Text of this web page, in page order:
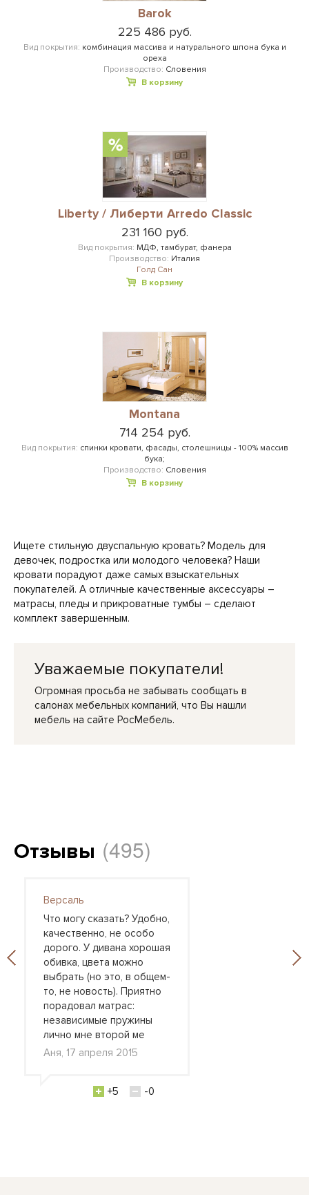
Barok
225 486 руб.
Вид покрытия: комбинация массива и натурального шпона бука и
ореха
Производство: Словения
В корзину
Liberty / Либерти Arredo Classic
231 160 руб.
Вид покрытия: МДФ, тамбурат, фанера
Производство: Италия
Голд Сан
В корзину
Montana
714 254 руб.
Вид покрытия: спинки кровати, фасады, столешницы - 100% массив
бука;
Производство: Словения
В корзину
Ищете стильную двуспальную кровать? Модель для
девочек, подростка или молодого человека? Наши
кровати порадуют даже самых взыскательных
покупателей. А отличные качественные аксессуары –
матрасы, пледы и прикроватные тумбы – сделают
комплект завершенным.
Уважаемые покупатели!
Огромная просьба не забывать сообщать в
салонах мебельных компаний, что Вы нашли
мебель на сайте РосМебель.
Отзывы (495)
Версаль
Что могу сказать? Удобно,
качественно, не особо
дорого. У дивана хорошая
обивка, цвета можно
выбрать (но это, в общем-
то, не новость). Приятно
порадовал матрас:
независимые пружины
лично мне второй ме
Аня, 17 апреля 2015
+5 -0